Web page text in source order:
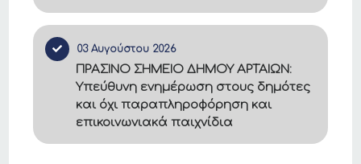
03 Αυγούστου 2026
ΠΡΑΣΙΝΟ ΣΗΜΕΙΟ ΔΗΜΟΥ ΑΡΤΑΙΩΝ:
Υπεύθυνη ενημέρωση στους δημότες
και όχι παραπληροφόρηση και
επικοινωνιακά παιχνίδια